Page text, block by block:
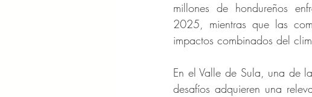
millones de hondureños
2025, mientras que las
impactos combinados del
En el Valle de Sula, una de
desafíos adquieren una